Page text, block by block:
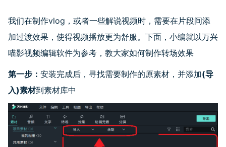
我们在制作vlog，或者一些解说视频时，需要在片段间添
加过渡效果，使得视频播放更为舒服。下面，小编就以万兴
喵影视频编辑软件为参考，教大家如何制作转场效果
第一步： 安装完成后，寻找需要制作的原素材，并添加(导
入)素材到素材库中